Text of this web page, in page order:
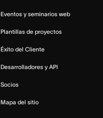
Eventos y seminarios web
Plantillas de proyectos
Éxito del Cliente
Desarrolladores y API
Socios
Mapa del sitio